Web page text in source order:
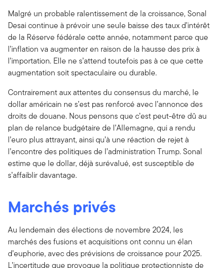
Malgré un probable ralentissement de la croissance, Sonal
Desai continue à prévoir une seule baisse des taux d’intérêt
de la Réserve fédérale cette année, notamment parce que
l’inflation va augmenter en raison de la hausse des prix à
l’importation. Elle ne s’attend toutefois pas à ce que cette
augmentation soit spectaculaire ou durable.
Contrairement aux attentes du consensus du marché, le
dollar américain ne s’est pas renforcé avec l’annonce des
droits de douane. Nous pensons que c’est peut-être dû au
plan de relance budgétaire de l’Allemagne, qui a rendu
l’euro plus attrayant, ainsi qu’à une réaction de rejet à
l’encontre des politiques de l’administration Trump. Sonal
estime que le dollar, déjà surévalué, est susceptible de
s’affaiblir davantage.
Marchés privés
Au lendemain des élections de novembre 2024, les
marchés des fusions et acquisitions ont connu un élan
d’euphorie, avec des prévisions de croissance pour 2025.
L’incertitude que provoque la politique protectionniste de